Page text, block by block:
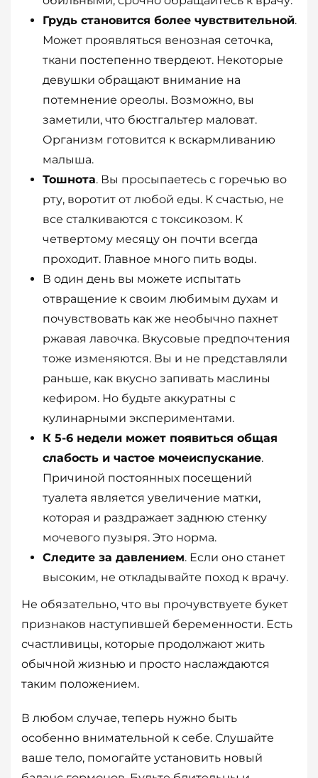
Грудь становится более чувствительной.
Может проявляться венозная сеточка,
ткани постепенно твердеют. Некоторые
девушки обращают внимание на
потемнение ореолы. Возможно, вы
заметили, что бюстгальтер маловат.
Организм готовится к вскармливанию
малыша.
Тошнота. Вы просыпаетесь с горечью во
рту, воротит от любой еды. К счастью, не
все сталкиваются с токсикозом. К
четвертому месяцу он почти всегда
проходит. Главное много пить воды.
В один день вы можете испытать
отвращение к своим любимым духам и
почувствовать как же необычно пахнет
ржавая лавочка. Вкусовые предпочтения
тоже изменяются. Вы и не представляли
раньше, как вкусно запивать маслины
кефиром. Но будьте аккуратны с
кулинарными экспериментами.
К 5-6 недели может появиться общая
слабость и частое мочеиспускание.
Причиной постоянных посещений
туалета является увеличение матки,
которая и раздражает заднюю стенку
мочевого пузыря. Это норма.
Следите за давлением. Если оно станет
высоким, не откладывайте поход к врачу.
Не обязательно, что вы прочувствуете букет
признаков наступившей беременности. Есть
счастливицы, которые продолжают жить
обычной жизнью и просто наслаждаются
таким положением.
В любом случае, теперь нужно быть
особенно внимательной к себе. Слушайте
ваше тело, помогайте установить новый